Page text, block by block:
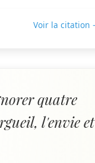
Voir la citation
quatre
l'envie et